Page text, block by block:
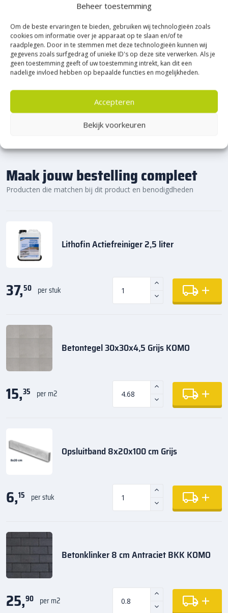
Beheer toestemming
Om de beste ervaringen te bieden, gebruiken wij technologieën zoals
cookies om informatie over je apparaat op te slaan en/of te
raadplegen. Door in te stemmen met deze technologieën kunnen wij
gegevens zoals surfgedrag of unieke ID's op deze site verwerken. Als je
geen toestemming geeft of uw toestemming intrekt, kan dit een
nadelige invloed hebben op bepaalde functies en mogelijkheden.
Accepteren
Bekijk voorkeuren
Bijna het gehele Kijlstra assortiment vind je in het
prachtige Heerde.
★ 2.500m² Experience Centre XXL in Heerde!
Kom gezellig langs!
Maak jouw bestelling compleet
Producten die matchen bij dit product en benodigdheden
Lithofin Actiefreiniger 2,5 liter
37,50 per stuk
Betontegel 30x30x4,5 Grijs KOMO
15,35 per m2
Opsluitband 8x20x100 cm Grijs
6,15 per stuk
Betonklinker 8 cm Antraciet BKK KOMO
25,90 per m2